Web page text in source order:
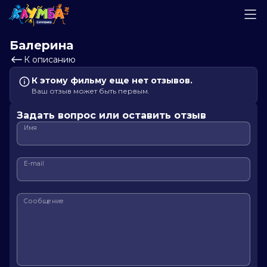
Балерина
К описанию
К этому фильму еще нет отзывов.
Ваш отзыв может быть первым.
Задать вопрос или оставить отзыв
Имя
E-mail
Сообщение